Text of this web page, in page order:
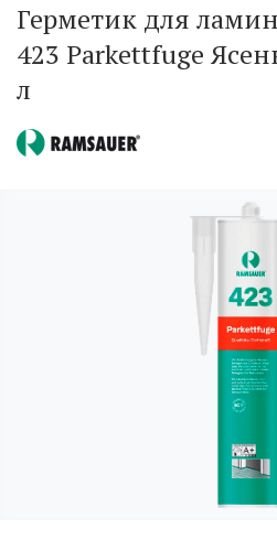
Герметик для
423 Parkettfuge
л